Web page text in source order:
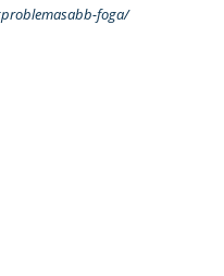
foga/